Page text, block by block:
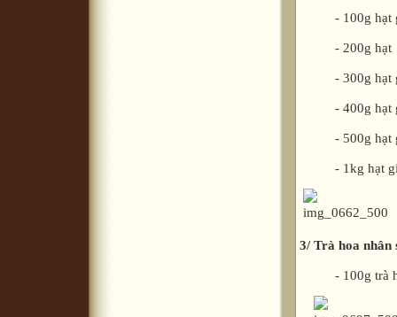
- 100g hạt
- 200g hạt
- 300g hạt
- 400g hạt
- 500g hạt
- 1kg hạt
3/ Trà hoa nhân
- 100g trà